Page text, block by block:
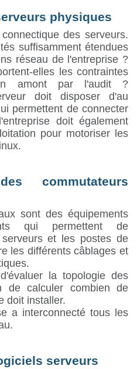
physiques
des serveurs.
suffisamment étendues
réseau de l'entreprise ?
elles les contraintes
amont par l'audit ?
doit disposer d'au
permettent de connecter
doit également
pour motoriser les
commutateurs
sont des équipements
qui permettent de
et les postes de
les différents câblages et
la topologie des
de calculer combien de
doit installer.
a interconnecté tous les
serveurs